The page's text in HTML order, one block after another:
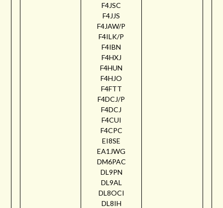
F4JSC
F4JJS
F4JAW/P
F4ILK/P
F4IBN
F4HXJ
F4HUN
F4HJO
F4FTT
F4DCJ/P
F4DCJ
F4CUI
F4CPC
EI8SE
EA1JWG
DM6PAC
DL9PN
DL9AL
DL8OCI
DL8IH